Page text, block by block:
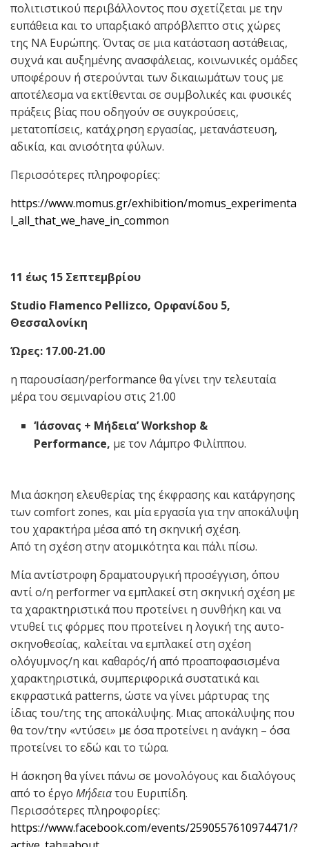
πολιτιστικού περιβάλλοντος που σχετίζεται με την
ευπάθεια και το υπαρξιακό απρόβλεπτο στις χώρες
της ΝΑ Ευρώπης. Όντας σε μια κατάσταση αστάθειας,
συχνά και αυξημένης ανασφάλειας, κοινωνικές ομάδες
υποφέρουν ή στερούνται των δικαιωμάτων τους με
αποτέλεσμα να εκτίθενται σε συμβολικές και φυσικές
πράξεις βίας που οδηγούν σε συγκρούσεις,
μετατοπίσεις, κατάχρηση εργασίας, μετανάστευση,
αδικία, και ανισότητα φύλων.
Περισσότερες πληροφορίες:
https://www.momus.gr/exhibition/momus_experimenta
l_all_that_we_have_in_common
11 έως 15 Σεπτεμβρίου
Studio Flamenco Pellizco, Ορφανίδου 5,
Θεσσαλονίκη
Ώρες: 17.00-21.00
η παρουσίαση/performance θα γίνει την τελευταία
μέρα του σεμιναρίου στις 21.00
‘Ιάσονας + Μήδεια’Workshop &
Performance, με τον Λάμπρο Φιλίππου.
Μια άσκηση ελευθερίας της έκφρασης και κατάργησης
των comfort zones, και μία εργασία για την αποκάλυψη
του χαρακτήρα μέσα από τη σκηνική σχέση.
Από τη σχέση στην ατομικότητα και πάλι πίσω.
Μία αντίστροφη δραματουργική προσέγγιση, όπου
αντί ο/η performer να εμπλακεί στη σκηνική σχέση με
τα χαρακτηριστικά που προτείνει η συνθήκη και να
ντυθεί τις φόρμες που προτείνει η λογική της αυτο-
σκηνοθεσίας, καλείται να εμπλακεί στη σχέση
ολόγυμνος/η και καθαρός/ή από προαποφασισμένα
χαρακτηριστικά, συμπεριφορικά συστατικά και
εκφραστικά patterns, ώστε να γίνει μάρτυρας της
ίδιας του/της της αποκάλυψης. Μιας αποκάλυψης που
θα τον/την «ντύσει» με όσα προτείνει η ανάγκη – όσα
προτείνει το εδώ και το τώρα.
Η άσκηση θα γίνει πάνω σε μονολόγους και διαλόγους
από το έργο Μήδειατου Ευριπίδη.
Περισσότερες πληροφορίες:
https://www.facebook.com/events/2590557610974471/?